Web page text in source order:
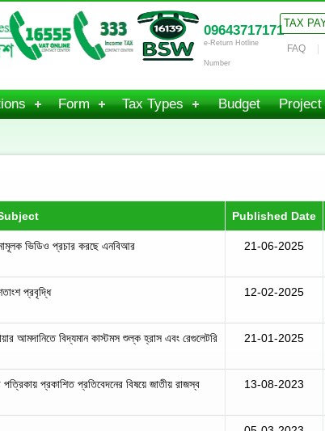
09643717171
e-Return Hotline
Number
TAX
FAQ
Form Tax Types Budget Project
Published Date
ভিডিও প্রচার করছে এনবিআর 21-06-2025
প্রবৃদ্ধি 12-02-2025
আমদানিতে বিদ্যমান কাস্টমস শুল্ক হ্রাস এবং রেগুলেটরি
21-01-2025
প্রকাশিত প্রতিবেদনের বিষয়ে জাতীয় রাজস্ব
13-08-2023